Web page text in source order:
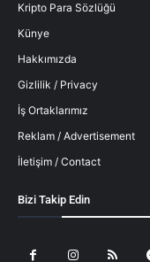
Kripto Para Sözlüğü
Künye
Hakkımızda
Gizlilik / Privacy
İş Ortaklarımız
Reklam / Advertisement
İletişim / Contact
Bizi Takip Edin